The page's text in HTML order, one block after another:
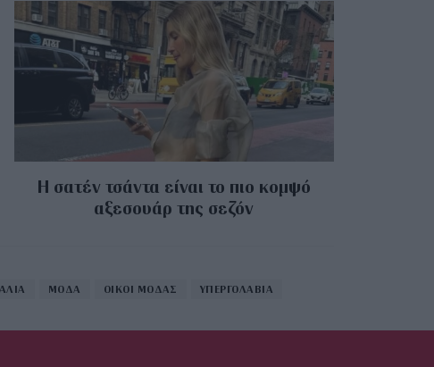
Η σατέν τσάντα είναι το πιο κομψό
αξεσουάρ της σεζόν
ΜΟΔΑ ΟΙΚΟΙ ΜΟΔΑΣ ΥΠΕΡΓΟΛΑΒΙΑ